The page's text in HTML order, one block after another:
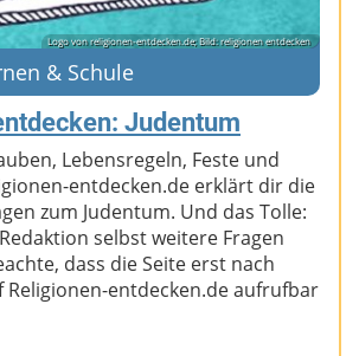
Logo von religionen-entdecken.de; Bild: religionen entdecken
& Schule
Judentum
Lebensregeln, Feste und
entdecken.de erklärt dir die
zum Judentum. Und das Tolle:
selbst weitere Fragen
dass die Seite erst nach
Religionen-entdecken.de aufrufbar